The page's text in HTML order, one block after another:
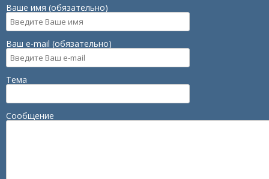
Ваше имя (обязательно)
Ваш e-mail (обязательно)
Тема
Сообщение